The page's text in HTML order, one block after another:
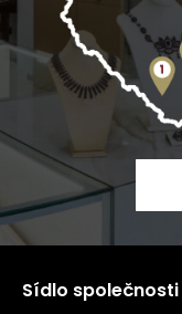
Sídlo společnosti